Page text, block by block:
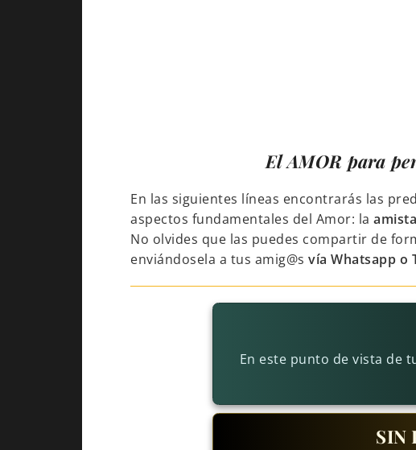
ElAMOR para
En las siguientes líneas encontrarás las
aspectos fundamentales del Amor: la
No olvides que las puedes compartir de
enviándosela a tus amig@s vía Whatsapp o
En este punto de vista de
SIN